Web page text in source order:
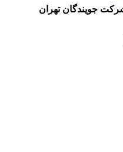
جویندگان تهران